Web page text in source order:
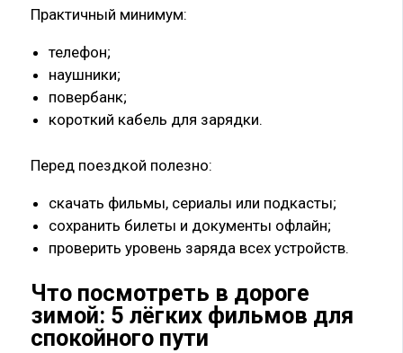
Практичный минимум:
телефон;
наушники;
повербанк;
короткий кабель для зарядки.
Перед поездкой полезно:
скачать фильмы, сериалы или подкасты;
сохранить билеты и документы офлайн;
проверить уровень заряда всех устройств.
Что посмотреть в дороге
зимой: 5 лёгких фильмов для
спокойного пути